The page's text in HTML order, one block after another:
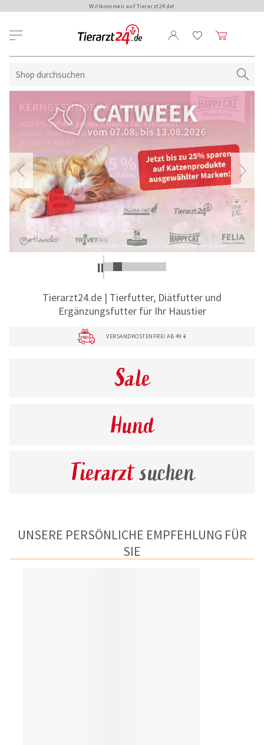
Willkommen auf Tierarzt24.de!
Tierarzt24.de | Tierfutter, Diätfutter und
Ergänzungsfutter für Ihr Haustier
VERSANDKOSTENFREI AB 49 €
Sale
Hund
Tierarztsuchen
UNSERE PERSÖNLICHE EMPFEHLUNG FÜR
SIE